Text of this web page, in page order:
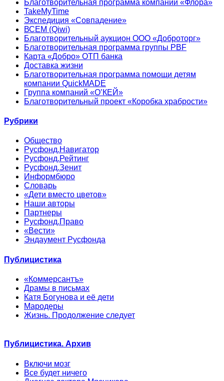
Благотворительная программа компании «Флора»
TakeMyTime
Экспедиция «Совпадение»
ВСЕМ (Qiwi)
Благотворительный аукцион ООО «Доброторг»
Благотворительная программа группы PBF
Карта «Добро» ОТП банка
Доставка жизни
Благотворительная программа помощи детям
компании QuickMADE
Группа компаний «О’КЕЙ»
Благотворительный проект «Коробка храбрости»
Рубрики
Общество
Русфонд.Навигатор
Русфонд.Рейтинг
Русфонд.Зенит
Информбюро
Словарь
«Дети вместо цветов»
Наши авторы
Партнеры
Русфонд.Право
«Вести»
Эндаумент Русфонда
Публицистика
«Коммерсантъ»
Драмы в письмах
Катя Богунова и её дети
Мародеры
Жизнь. Продолжение следует
Публицистика. Архив
Включи мозг
Все будет ничего